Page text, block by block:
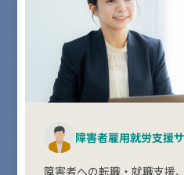
障害者雇用就労支援
障害者への転職・就職支援